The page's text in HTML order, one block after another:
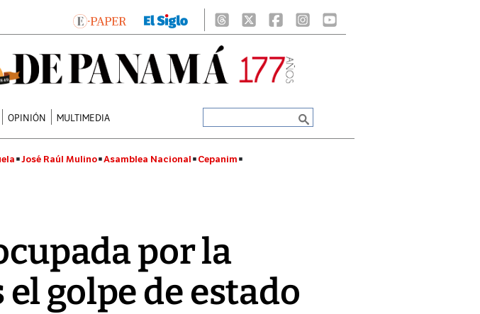
OPINIÓN MULTIMEDIA
José Raúl Mulino Asamblea Nacional Cepanim
por la
golpe de estado